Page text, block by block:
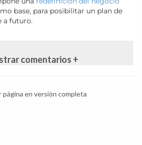
base, para posibilitar un plan de
a futuro.
comentarios +
en versión completa